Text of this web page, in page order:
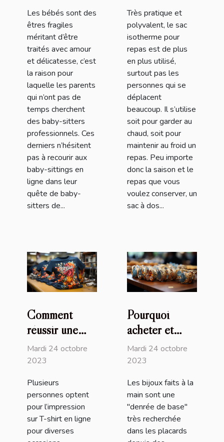
baby-sitting
en ligne de
Nounou Top ?
Les bébés sont des
êtres fragiles
méritant d’être
traités avec amour
et délicatesse, c’est
la raison pour
laquelle les parents
qui n’ont pas de
temps cherchent
des baby-sitters
professionnels. Ces
derniers n’hésitent
pas à recourir aux
baby-sittings en
ligne dans leur
quête de baby-
sitters de...
prendre ?
Très pratique et
polyvalent, le sac
isotherme pour
repas est de plus
en plus utilisé,
surtout pas les
personnes qui se
déplacent
beaucoup. Il s’utilise
soit pour garder au
chaud, soit pour
maintenir au froid un
repas. Peu importe
donc la saison et le
repas que vous
voulez conserver, un
sac à dos...
Comment
réussir une
impression sur
T-shirt en
Mardi 24 octobre
2023
Plusieurs
personnes optent
pour l’impression
sur T-shirt en ligne
pour diverses
Pourquoi
acheter et
utiliser les
bijoux faits à
la main ?
Mardi 24 octobre
2023
Les bijoux faits à la
main sont une
"denrée de base"
très recherchée
dans les placards